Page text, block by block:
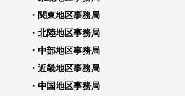
関東地区事務局
北陸地区事務局
中部地区事務局
近畿地区事務局
中国地区事務局